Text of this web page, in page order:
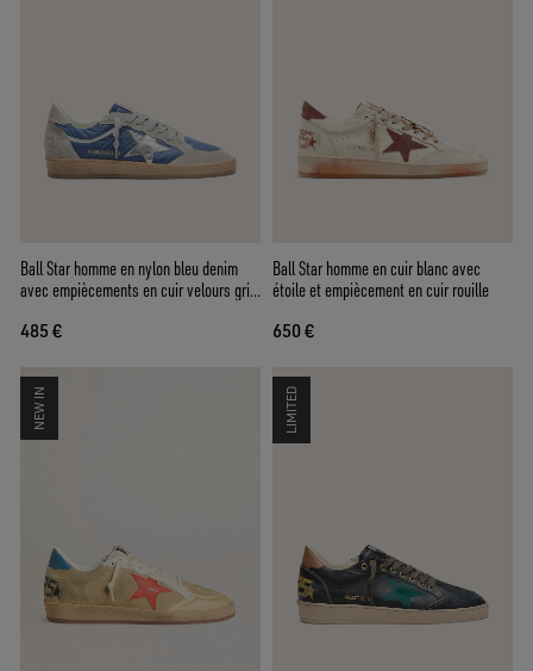
Ball Star homme en nylon bleu denim
avec empiècements en cuir velours gris
485 €
Ball Star homme en cuir blanc avec
étoile et empiècement en cuir rouille
650 €
NEW IN LIMITED